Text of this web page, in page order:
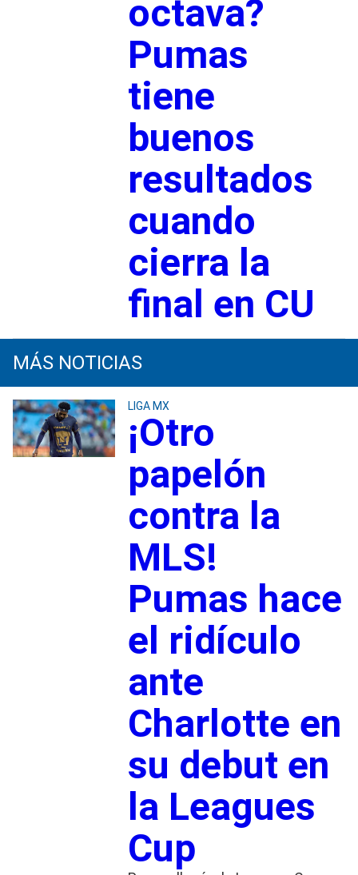
octava?
Pumas
tiene
buenos
resultados
cuando
cierra la
final en CU
MÁS NOTICIAS
LIGA MX
¡Otro
papelón
contra la
MLS!
Pumas hace
el ridículo
ante
Charlotte en
su debut en
la Leagues
Cup